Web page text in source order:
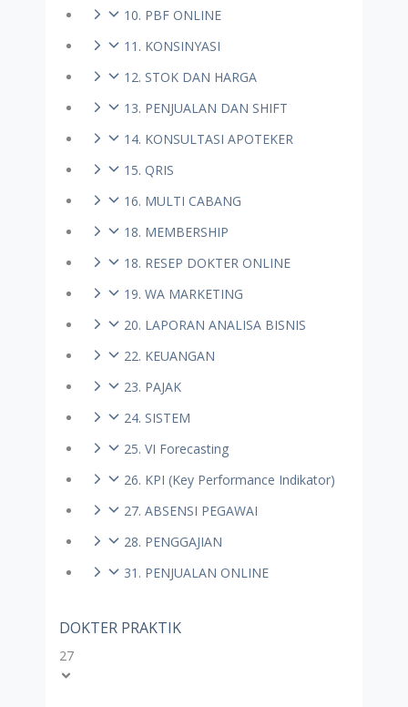
10. PBF ONLINE
11. KONSINYASI
12. STOK DAN HARGA
13. PENJUALAN DAN SHIFT
14. KONSULTASI APOTEKER
15. QRIS
16. MULTI CABANG
18. MEMBERSHIP
18. RESEP DOKTER ONLINE
19. WA MARKETING
20. LAPORAN ANALISA BISNIS
22. KEUANGAN
23. PAJAK
24. SISTEM
25. VI Forecasting
26. KPI (Key Performance Indikator)
27. ABSENSI PEGAWAI
28. PENGGAJIAN
31. PENJUALAN ONLINE
DOKTER PRAKTIK
27